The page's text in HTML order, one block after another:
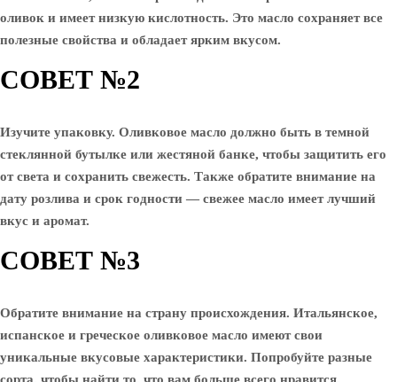
оливок и имеет низкую кислотность. Это масло сохраняет все
полезные свойства и обладает ярким вкусом.
СОВЕТ №2
Изучите упаковку. Оливковое масло должно быть в темной
стеклянной бутылке или жестяной банке, чтобы защитить его
от света и сохранить свежесть. Также обратите внимание на
дату розлива и срок годности — свежее масло имеет лучший
вкус и аромат.
СОВЕТ №3
Обратите внимание на страну происхождения. Итальянское,
испанское и греческое оливковое масло имеют свои
уникальные вкусовые характеристики. Попробуйте разные